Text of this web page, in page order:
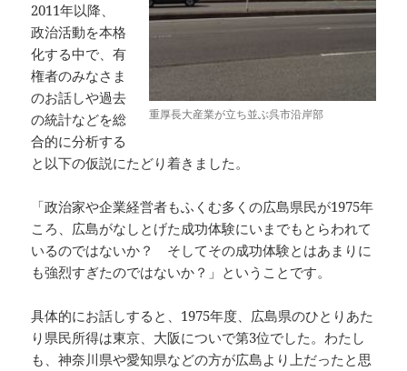
重厚長大産業が立ち並ぶ呉市沿岸部
2011年以降、
政治活動を本格
化する中で、有
権者のみなさま
のお話しや過去
の統計などを総
合的に分析する
と以下の仮説にたどり着きました。
「政治家や企業経営者もふくむ多くの広島県民が1975年
ころ、広島がなしとげた成功体験にいまでもとらわれて
いるのではないか？ そしてその成功体験とはあまりに
も強烈すぎたのではないか？」ということです。
具体的にお話しすると、1975年度、広島県のひとりあた
り県民所得は東京、大阪についで第3位でした。わたし
も、神奈川県や愛知県などの方が広島より上だったと思